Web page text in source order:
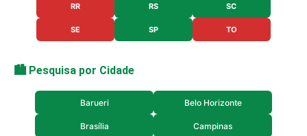
RR RS SC
SE SP TO
🏙️ Pesquisa por Cidade
Barueri Belo Horizonte
Brasília Campinas